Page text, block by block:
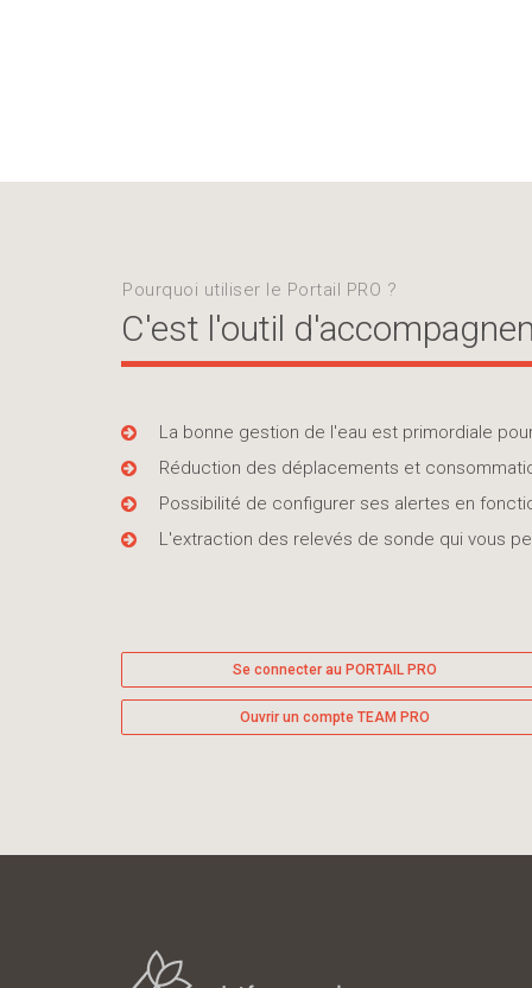
C'est l'outil
Pourquoi utiliser le Portail PRO ?
La bonne gestion de l'eau est primordiale
Réduction des déplacements et
Possibilité de configurer ses alertes en
L'extraction des relevés de sonde qui vous
Se connecter au PORTAIL PRO
Ouvrir un compte TEAM PRO